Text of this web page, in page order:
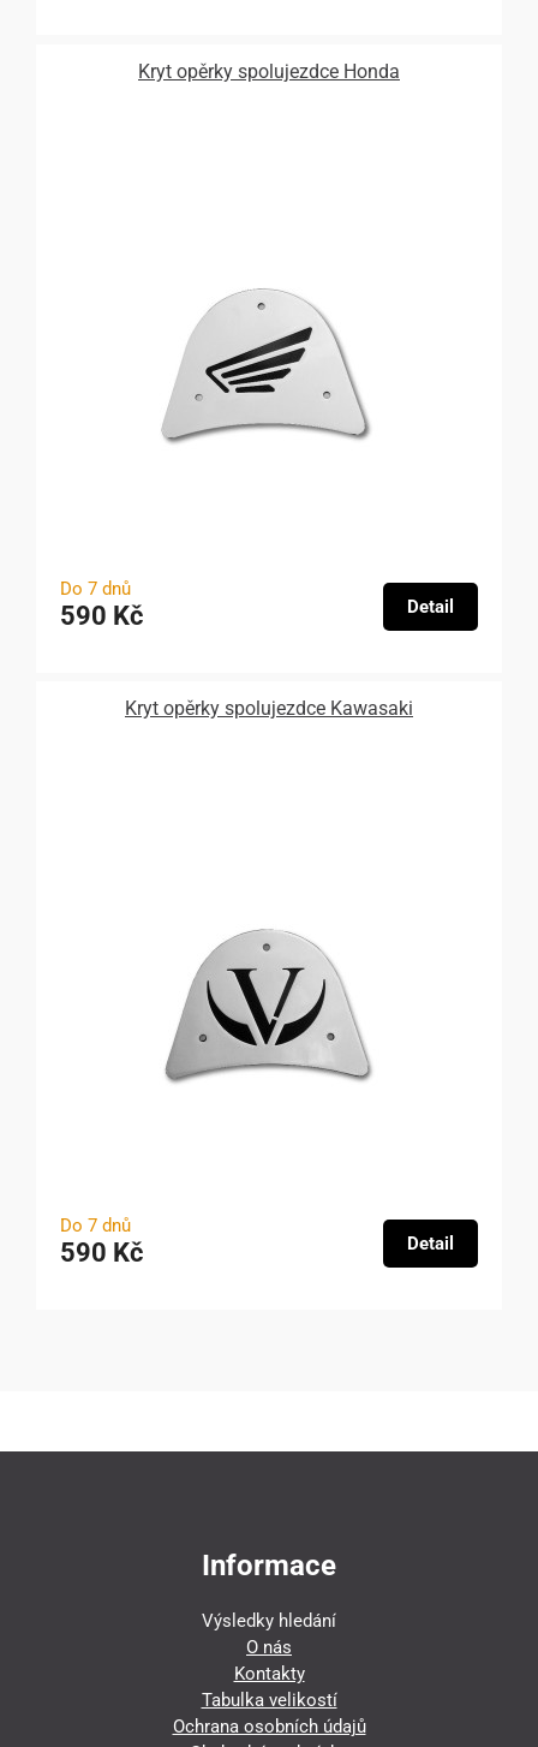
Kryt opěrky spolujezdce Honda
Do 7 dnů
590 Kč Detail
Kryt opěrky spolujezdce Kawasaki
Do 7 dnů
590 Kč Detail
Informace
Výsledky hledání
O nás
Kontakty
Tabulka velikostí
Ochrana osobních údajů